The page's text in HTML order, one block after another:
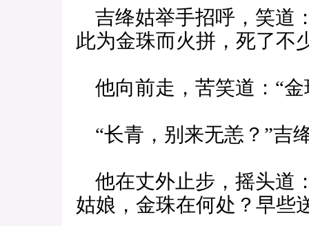
吉绛姑举手招呼，笑道
此为金珠而火拼，死了不
他向前走，苦笑道：“金
“长青，别来无恙？”吉
他在丈外止步，摇头道
姑娘，金珠在何处？早